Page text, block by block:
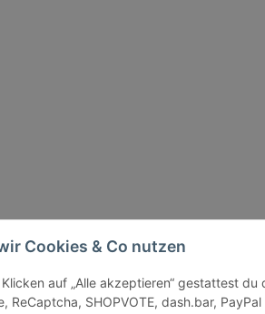
Cookies & Co nutzen
auf „Alle akzeptieren“ gestattest
ReCaptcha, SHOPVOTE, dash.bar,
widerrufen